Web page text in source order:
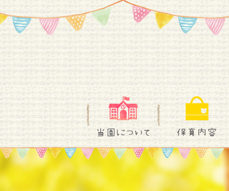
当園について 保育内容